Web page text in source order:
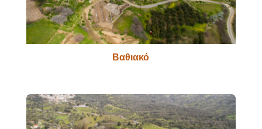
Βαθιακό